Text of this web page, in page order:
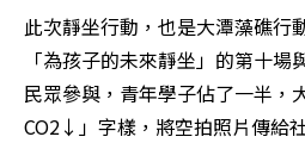
此次靜坐行動，也是大潭藻礁行
「為孩子的未來靜坐」的第十
民眾參與，青年學子佔了一半
CO2↓」字樣，將空拍照片傳給